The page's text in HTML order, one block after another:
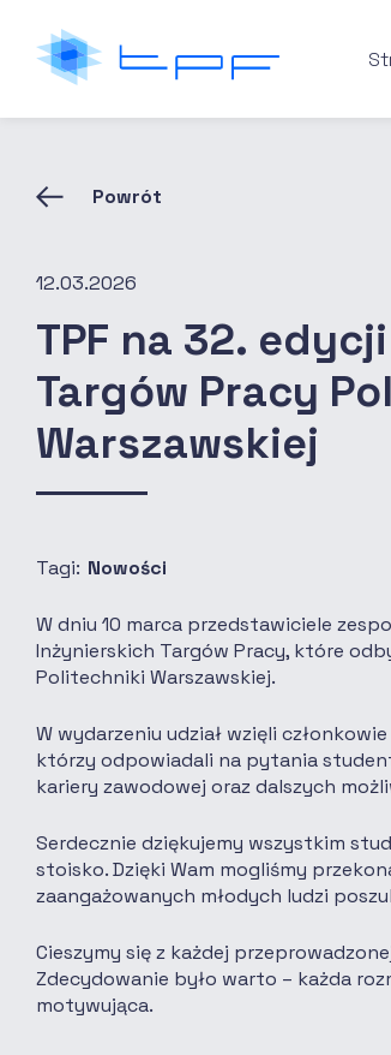
Powrót
12.03.2026
TPF na 32.
Targów Pracy
Warszawskiej
Tagi: Nowości
W dniu 10 marca przedstawiciele
Inżynierskich Targów Pracy, które
Politechniki Warszawskiej.
W wydarzeniu udział wzięli członkowie
którzy odpowiadali na pytania
kariery zawodowej oraz dalszych
Serdecznie dziękujemy wszystkim
stoisko. Dzięki Wam mogliśmy
zaangażowanych młodych ludzi
Cieszymy się z każdej
Zdecydowanie było warto – każda
motywująca.